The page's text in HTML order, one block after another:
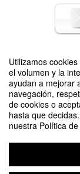
Utilizamos
el volumen y la
ayudan a mejorar
navegación,
de cookies o
hasta que
nuestra Política
Peña,
Alicia
Difunde tu evento
Europa nostálgica: I